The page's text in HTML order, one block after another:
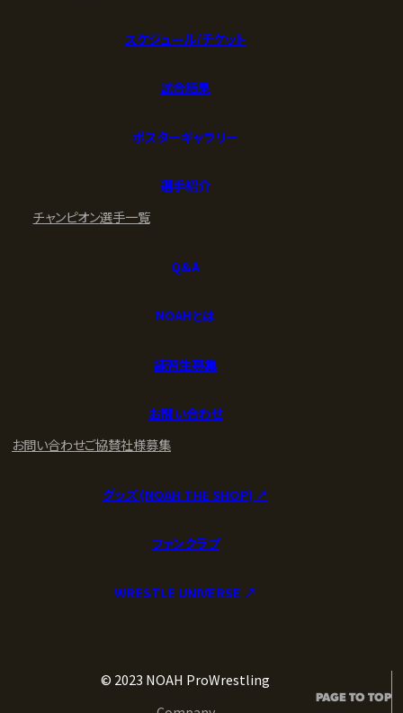
スケジュール/チケット
試合結果
ポスターギャラリー
選手紹介
チャンピオン選手一覧
Q&A
NOAHとは
練習生募集
お問い合わせ
お問い合わせご協賛社様募集
グッズ (NOAH THE SHOP) ↗︎
ファンクラブ
WRESTLE UNIVERSE ↗︎
© 2023 NOAH ProWrestling
PAGE TO TOP